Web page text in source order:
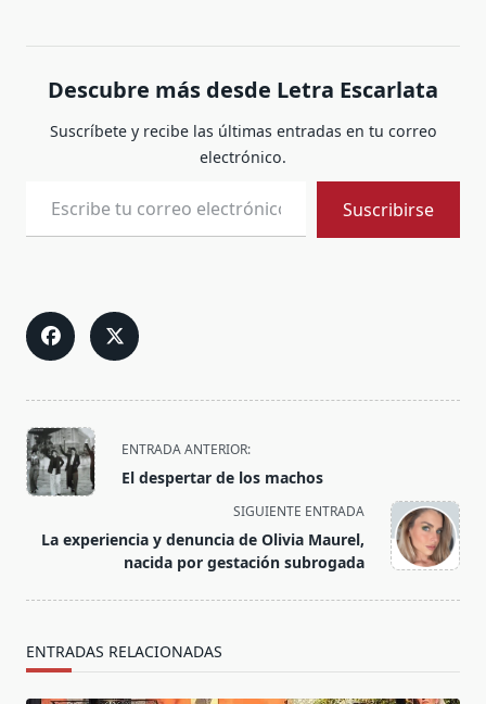
Descubre más desde Letra Escarlata
Suscríbete y recibe las últimas entradas en tu correo
electrónico.
Suscribirse
<span
class="nav-
subtitle
reader-
text">Página</span>
ENTRADA ANTERIOR:
El despertar de los machos
SIGUIENTE ENTRADA
La experiencia y denuncia de Olivia Maurel,
nacida por gestación subrogada
ENTRADAS RELACIONADAS